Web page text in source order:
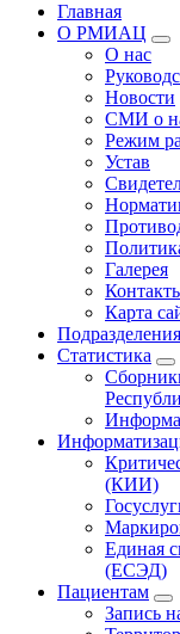
Главная
О РМИАЦ
О нас
Новости
СМИ о
Режим
Устав
Галерея
Карта
Подразделения
Статистика
(КИИ)
Единая
(ЕСЭД)
Пациентам
Запись